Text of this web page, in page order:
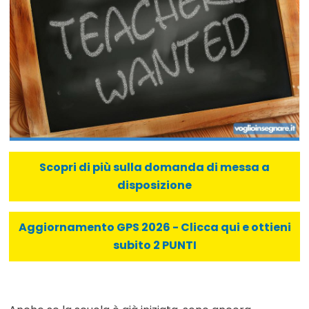
Scopri di più sulla domanda di messa a
disposizione
Aggiornamento GPS 2026 - Clicca qui e ottieni
subito 2 PUNTI